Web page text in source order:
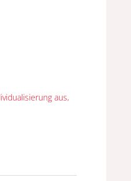
aus,